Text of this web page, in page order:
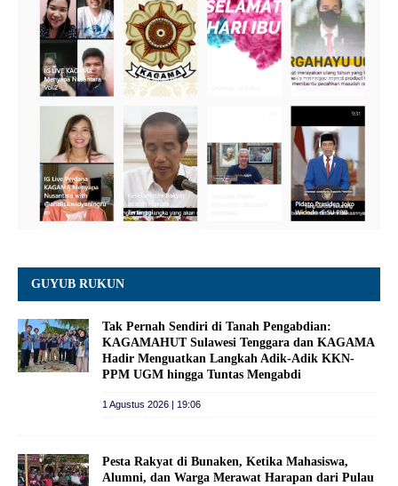
GUYUB RUKUN
Tak Pernah Sendiri di Tanah Pengabdian:
KAGAMAHUT Sulawesi Tenggara dan KAGAMA
Hadir Menguatkan Langkah Adik-Adik KKN-
PPM UGM hingga Tuntas Mengabdi
1 Agustus 2026 | 19:06
Pesta Rakyat di Bunaken, Ketika Mahasiswa,
Alumni, dan Warga Merawat Harapan dari Pulau